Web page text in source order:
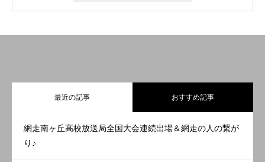
最近の記事 おすすめ記事
網走南ヶ丘高校放送局全国大会連続出場＆網走の人の繋が
り♪